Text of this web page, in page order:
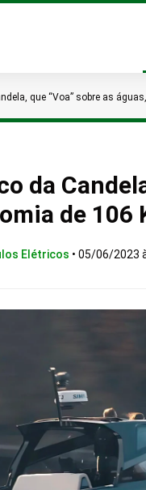
que “Voa” sobre as
da
de 106
Elétricos • 05/06/2023